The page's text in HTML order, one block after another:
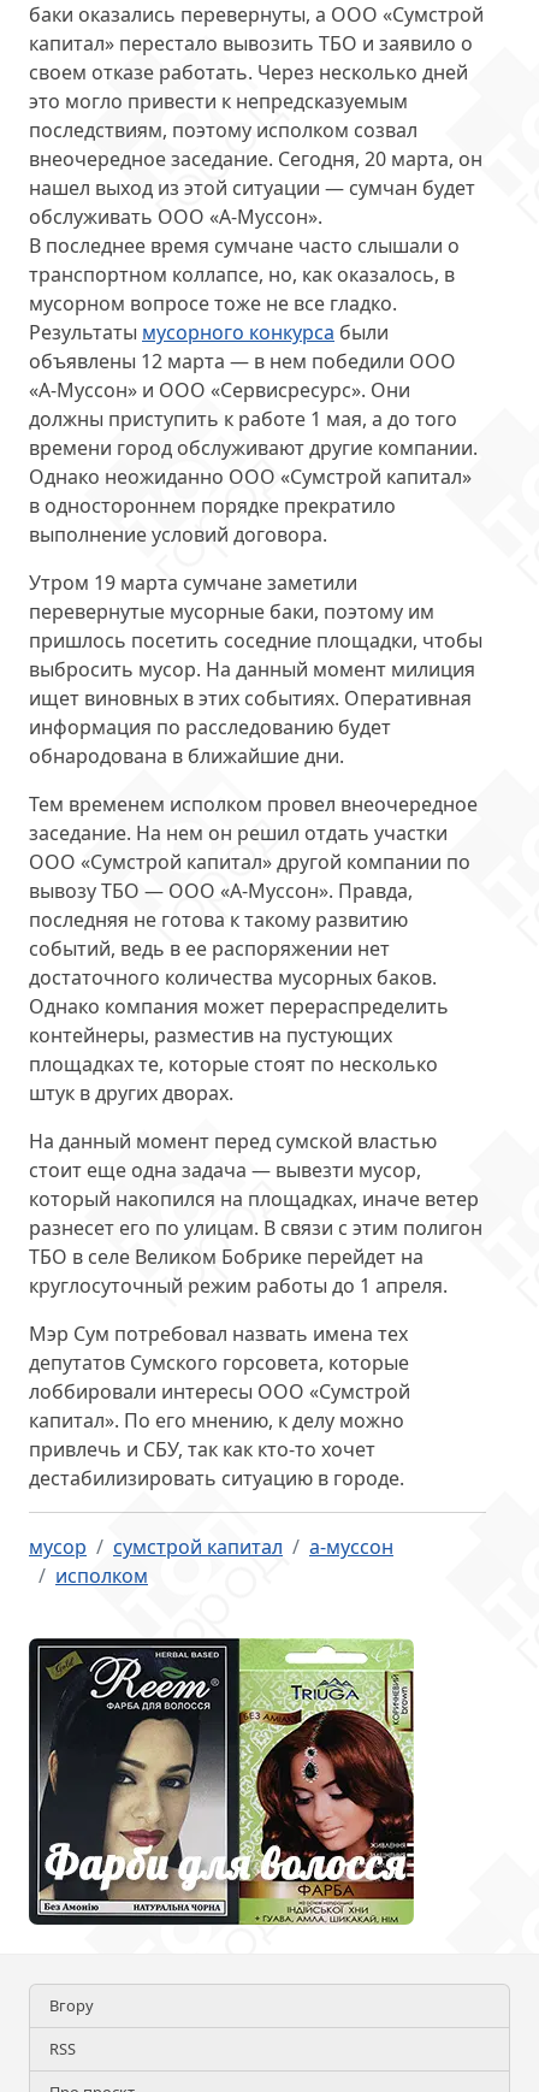
баки оказались перевернуты, а ООО «Сумстрой
капитал» перестало вывозить ТБО и заявило о
своем отказе работать. Через несколько дней
это могло привести к непредсказуемым
последствиям, поэтому исполком созвал
внеочередное заседание. Сегодня, 20 марта, он
нашел выход из этой ситуации — сумчан будет
обслуживать ООО «А-Муссон».
В последнее время сумчане часто слышали о
транспортном коллапсе, но, как оказалось, в
мусорном вопросе тоже не все гладко.
Результаты мусорного конкурса были
объявлены 12 марта — в нем победили ООО
«А-Муссон» и ООО «Сервисресурс». Они
должны приступить к работе 1 мая, а до того
времени город обслуживают другие компании.
Однако неожиданно ООО «Сумстрой капитал»
в одностороннем порядке прекратило
выполнение условий договора.
Утром 19 марта сумчане заметили
перевернутые мусорные баки, поэтому им
пришлось посетить соседние площадки, чтобы
выбросить мусор. На данный момент милиция
ищет виновных в этих событиях. Оперативная
информация по расследованию будет
обнародована в ближайшие дни.
Тем временем исполком провел внеочередное
заседание. На нем он решил отдать участки
ООО «Сумстрой капитал» другой компании по
вывозу ТБО — ООО «А-Муссон». Правда,
последняя не готова к такому развитию
событий, ведь в ее распоряжении нет
достаточного количества мусорных баков.
Однако компания может перераспределить
контейнеры, разместив на пустующих
площадках те, которые стоят по несколько
штук в других дворах.
На данный момент перед сумской властью
стоит еще одна задача — вывезти мусор,
который накопился на площадках, иначе ветер
разнесет его по улицам. В связи с этим полигон
ТБО в селе Великом Бобрике перейдет на
круглосуточный режим работы до 1 апреля.
Мэр Сум потребовал назвать имена тех
депутатов Сумского горсовета, которые
лоббировали интересы ООО «Сумстрой
капитал». По его мнению, к делу можно
привлечь и СБУ, так как кто-то хочет
дестабилизировать ситуацию в городе.
мусор сумстрой капитал
а-муссон
исполком
Вгору
RSS